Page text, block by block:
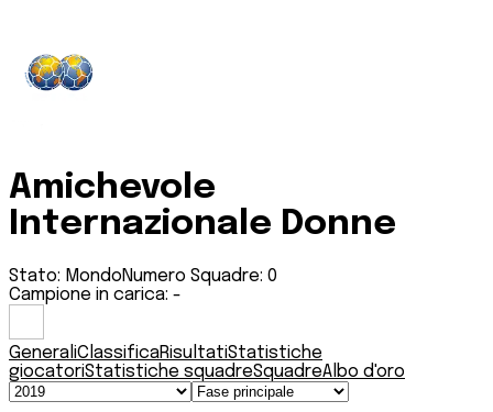
Amichevole
Internazionale Donne
Stato: MondoNumero Squadre: 0
Campione in carica: -
GeneraliClassificaRisultatiStatistiche
giocatoriStatistiche squadreSquadreAlbo d'oro